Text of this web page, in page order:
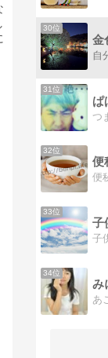
30位
金
31位
ぱ
32位
便
33位
34位